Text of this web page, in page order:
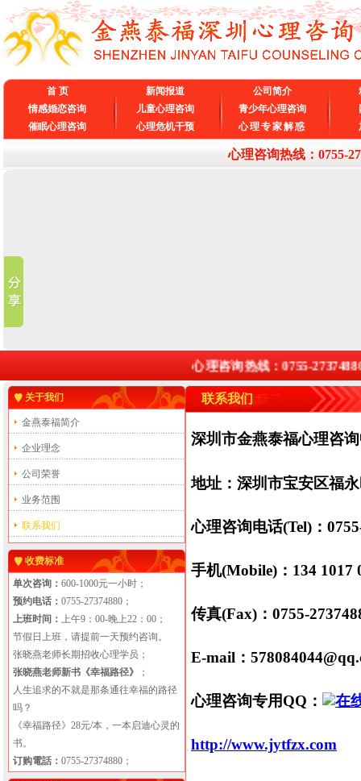
首 页 新闻报道 公司简介
情感婚恋咨询
儿童心理咨询 青少年心理咨询
催眠心理咨询
心理危机干预 心理专家解惑
心理咨询热线：0755-
心理咨询热线：0755-
关于我们
金燕泰福简介
企业理念
公司荣誉
业务范围
联系我们
收费标准
单次咨询： 600-1000元一小时；
预约电话： 0755-27374880；
上班时间： 上午9：00-晚上22：00；
节假日上班，请提前一天预约咨询。
张晓燕老师长期招收心理学员；
张晓燕老师新书《幸福路径》
；
人生追求的不就是那条通往幸福的路径
吗？
《幸福路径》28元/本，一本启迪心灵的
书。
订购電話： 0755-27374880；
联系我们
深圳市金燕泰福心理咨
地址：深圳市宝安区福
心理咨询电话(Tel)：
手机(Mobile)：134 1017
传真(Fax)：0755-
E-mail：
心理咨询专用QQ：
http://www.jytfzx.com